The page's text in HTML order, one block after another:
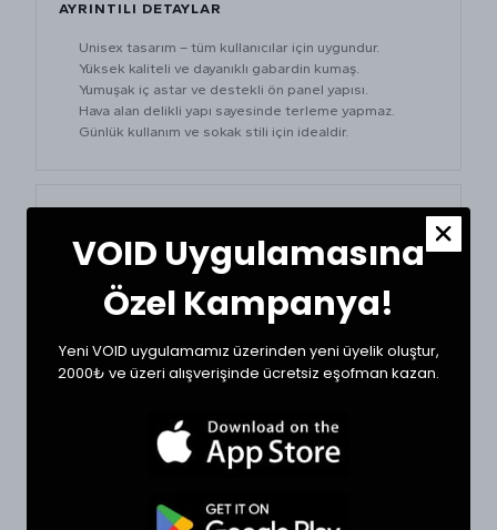
AYRINTILI DETAYLAR
Unisex tasarım – tüm kullanıcılar için uygundur.
Yüksek kaliteli ve dayanıklı gabardin kumaş.
Yumuşak iç astar ve destekli ön panel yapısı.
Hava alan delikli yapı sayesinde terleme yapmaz.
Günlük kullanım ve sokak stili için idealdir.
GABARDİN KUMAŞ UNISEX
AYARLANABİLİR BANT
KAFA ÇEVRESİ (CM) AYARLANABİLİR
56 – 62
VOID Uygulamasına
Özel Kampanya!
Yeni VOID uygulamamız üzerinden yeni üyelik oluştur,
2000₺ ve üzeri alışverişinde ücretsiz eşofman kazan.